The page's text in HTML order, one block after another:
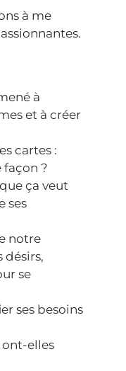
à me
à
et à créer
cartes :
façon ?
ça veut
ses
notre
désirs,
se
ses besoins
ont-elles